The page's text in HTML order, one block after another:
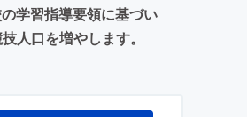
学習指導要領に基づい
人口を増やします。